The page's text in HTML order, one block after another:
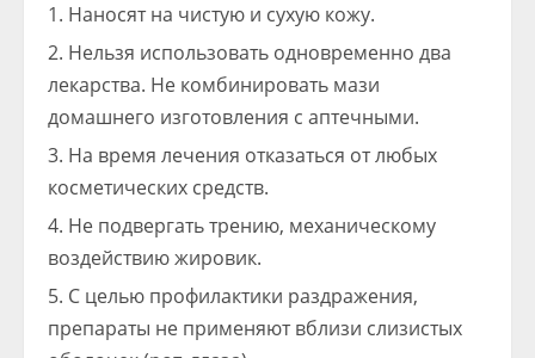
Наносят на чистую и сухую кожу.
Нельзя использовать одновременно два
лекарства. Не комбинировать мази
домашнего изготовления с аптечными.
На время лечения отказаться от любых
косметических средств.
Не подвергать трению, механическому
воздействию жировик.
С целью профилактики раздражения,
препараты не применяют вблизи слизистых